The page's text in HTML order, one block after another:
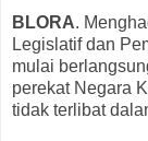
BLORA.
Legislatif dan
mulai
perekat Negara
tidak terlibat